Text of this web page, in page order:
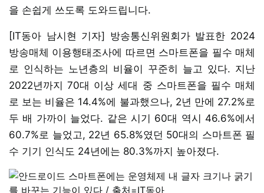
을 손쉽게 쓰도록 도와드립니다.
[IT동아 남시현 기자] 방송통신위원회가 발표한 2024
방송매체 이용행태조사에 따르면 스마트폰을 필수 매체
로 인식하는 노년층의 비율이 꾸준히 늘고 있다. 지난
2022년까지 70대 이상 세대 중 스마트폰을 필수 매체
로 보는 비율은 14.4%에 불과했으나, 2년 만에 27.2%로
두 배 가까이 늘었다. 같은 시기 60대 역시 46.6%에서
60.7%로 늘었고, 22년 65.8%였던 50대의 스마트폰 필
수 기기 인식도 24년에는 80.3%까지 높아졌다.